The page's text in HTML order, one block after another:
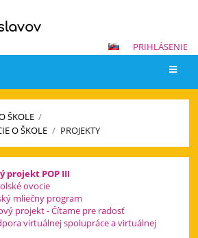
PRIHLÁSENIE
ŠKOLE /
O ŠKOLE / PROJEKTY
projekt POP III
ovocie
mliečny program
projekt - Čítame pre radosť
virtuálnej spolupráce a virtuálnej